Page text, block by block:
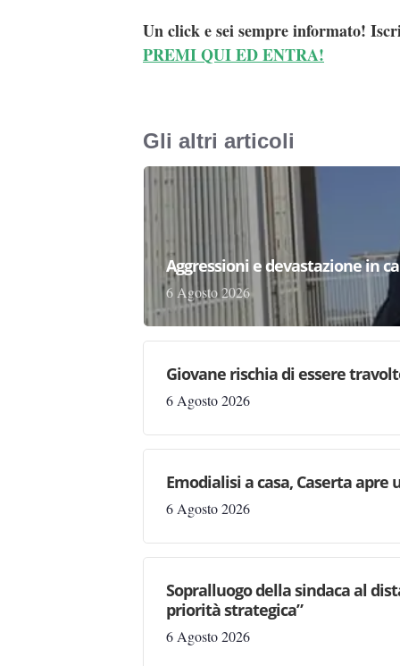
Un click e sei sempre informato!
PREMI QUI ED ENTRA!
Gli altri articoli
Aggressioni e devastazione in
6 Agosto 2026
Giovane rischia di essere
6 Agosto 2026
Emodialisi a casa, Caserta apre
6 Agosto 2026
Sopralluogo della sindaca al
priorità strategica”
6 Agosto 2026